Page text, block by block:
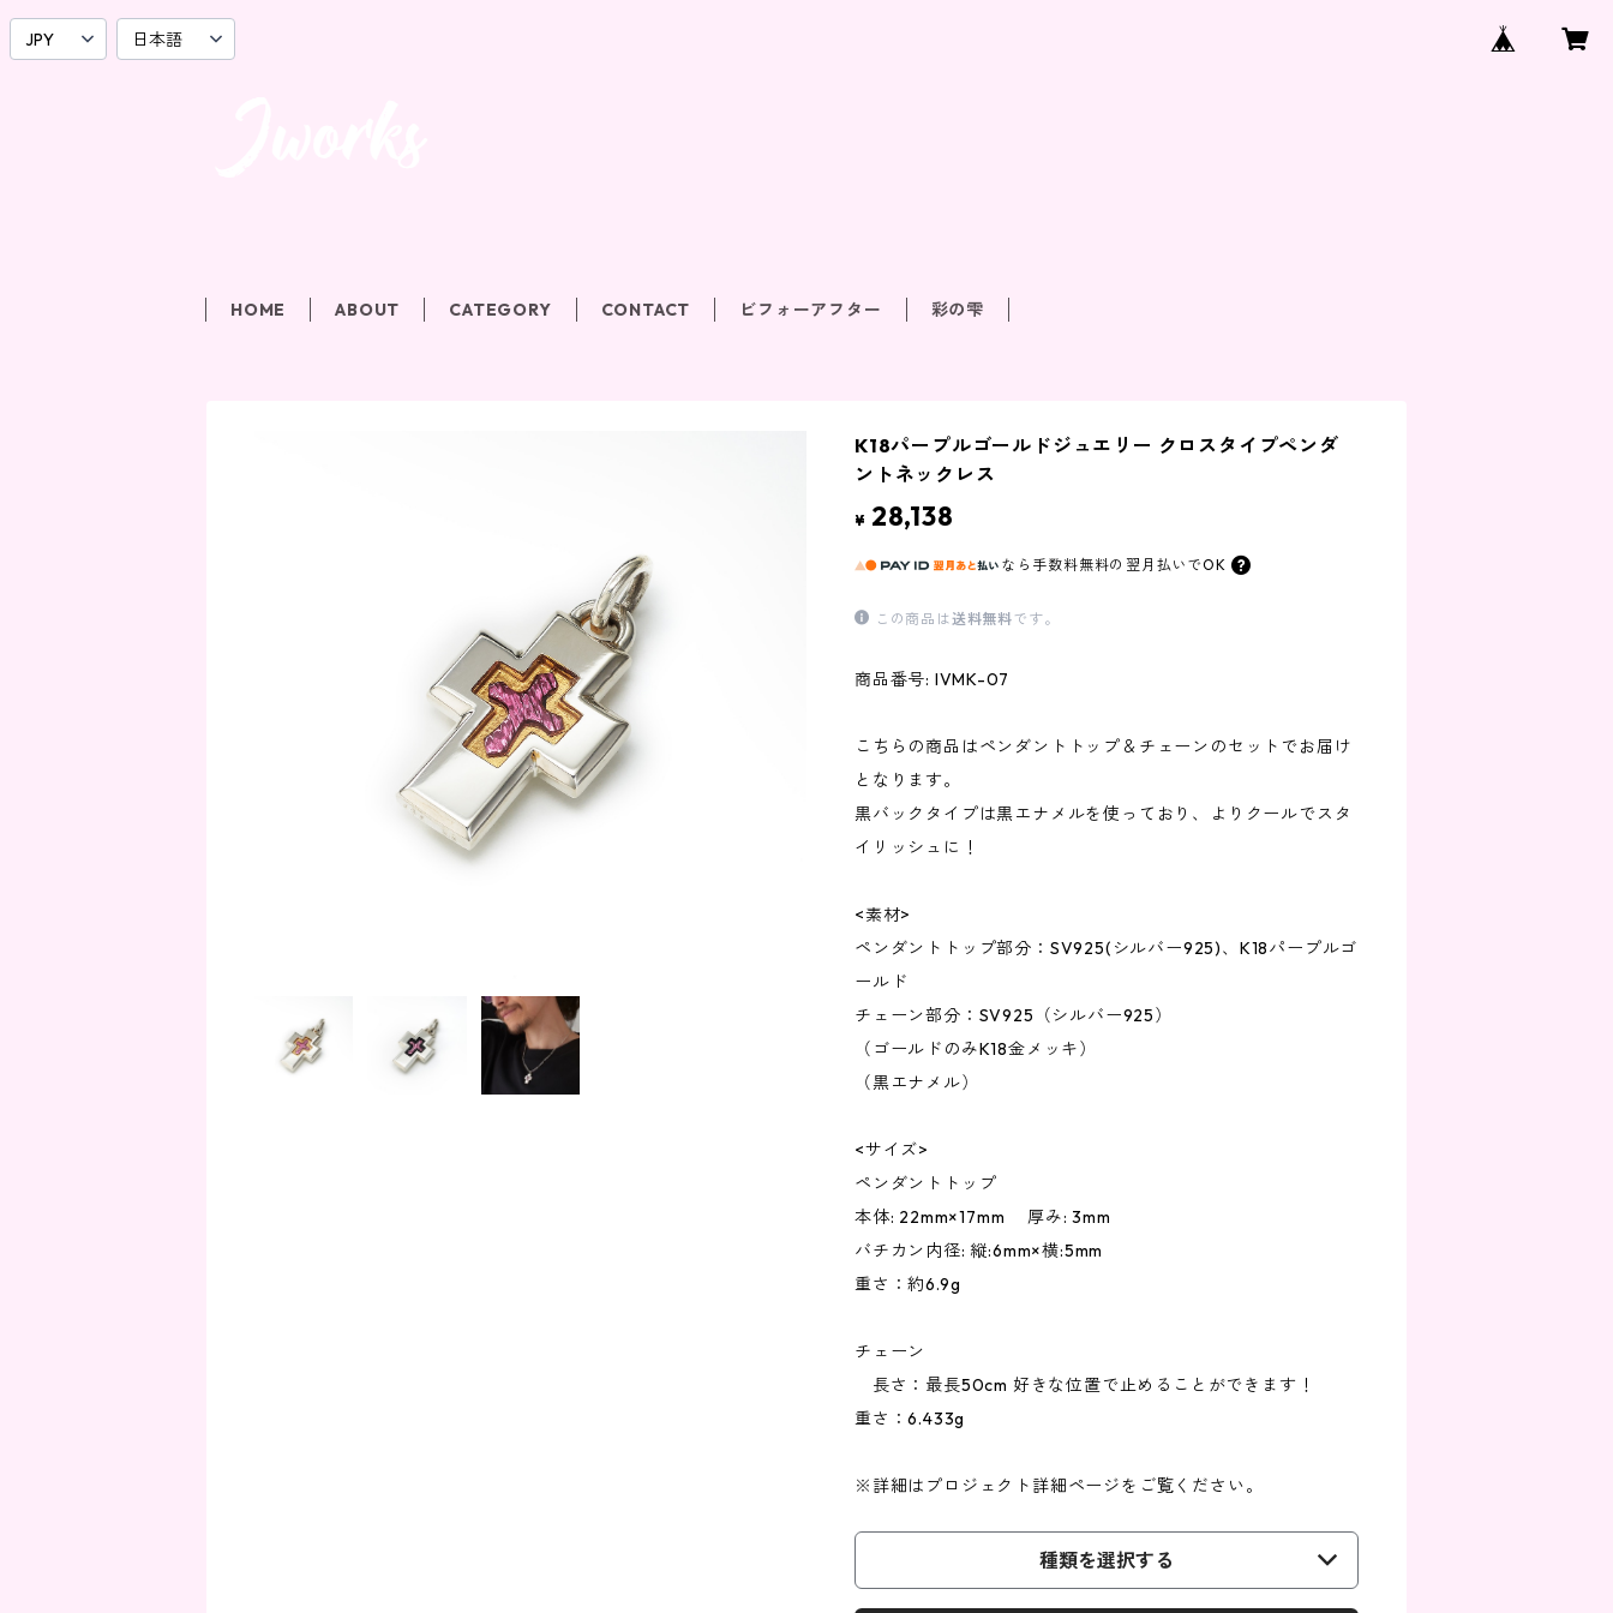
HOME ABOUT CATEGORY CONTACT ビフォーアフター 彩の雫
K18パープルゴールドジュエリー クロスタイプペンダ
ントネックレス
¥ 28,138
なら 手数料無料の 翌月払いでOK
この商品は送料無料です。
商品番号: IVMK-07
こちらの商品はペンダントトップ＆チェーンのセットでお届け
となります。
黒バックタイプは黒エナメルを使っており、よりクールでスタ
イリッシュに！
<素材>
ペンダントトップ部分：SV925(シルバー925)、K18パープルゴ
ールド
チェーン部分：SV925（シルバー925）
（ゴールドのみK18金メッキ）
（黒エナメル）
<サイズ>
ペンダントトップ
本体: 22mm×17mm 厚み: 3mm
バチカン内径: 縦:6mm×横:5mm
重さ：約6.9g
チェーン
長さ：最長50cm 好きな位置で止めることができます！
重さ：6.433g
※詳細はプロジェクト詳細ページをご覧ください。
種類を選択する